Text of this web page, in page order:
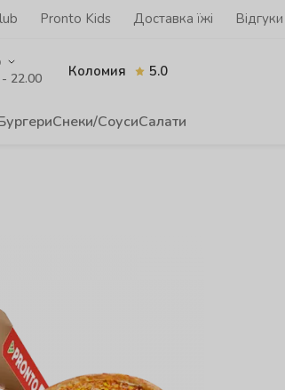
Pronto Kids Доставка їжі Відгуки
22.00 Коломия 5.0
Снеки/СоусиСалати